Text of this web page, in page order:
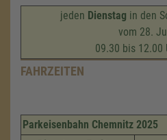
jeden Dienstag in den
vom 28.
09.30 bis 12.00
FAHRZEITEN
Parkeisenbahn Chemnitz 2025